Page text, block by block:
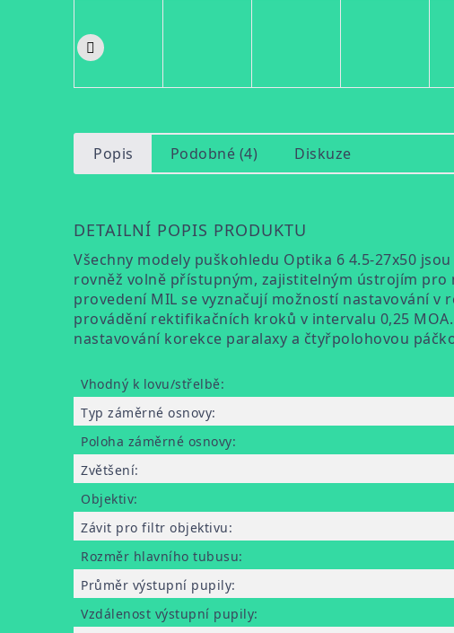
Popis Podobné (4) Diskuze
DETAILNÍ POPIS PRODUKTU
Všechny modely puškohledu Optika 6 4.5-27x50
rovněž volně přístupným, zajistitelným ústrojím pro
provedení MIL se vyznačují možností nastavování
provádění rektifikačních kroků v intervalu 0,25
nastavování korekce paralaxy a čtyřpolohovou
Vhodný k lovu/střelbě:
Typ záměrné osnovy:
Poloha záměrné osnovy:
Zvětšení:
Objektiv:
Závit pro filtr objektivu:
Rozměr hlavního tubusu:
Průměr výstupní pupily:
Vzdálenost výstupní pupily: